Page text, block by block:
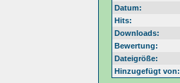
Datum:
Hits:
Downloads:
Bewertung:
Dateigröße:
Hinzugefügt von: